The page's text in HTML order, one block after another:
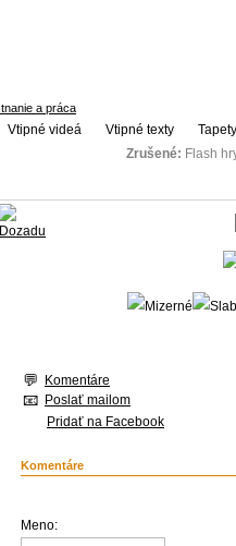
a práca
Vtipné videá Vtipné texty
Zrušené: Flash
Komentáre
Poslať mailom
Pridať na Facebook
Komentáre
Meno: